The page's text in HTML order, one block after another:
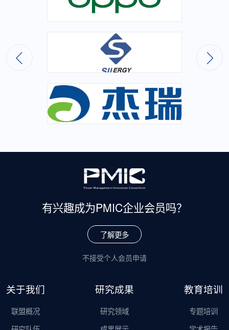
有兴趣成为PMIC企业会员吗？
了解更多
不接受个人会员申请
关于我们
联盟概况
研究成果
研究领域
教育培训
专题培训